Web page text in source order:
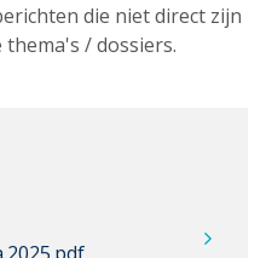
die niet direct zijn
/ dossiers.